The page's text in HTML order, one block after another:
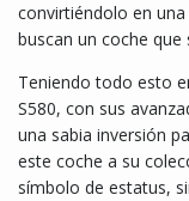
convirtiéndolo en
buscan un coche
Teniendo todo esto
S580, con sus
una sabia inversión
este coche a su
símbolo de estatus,